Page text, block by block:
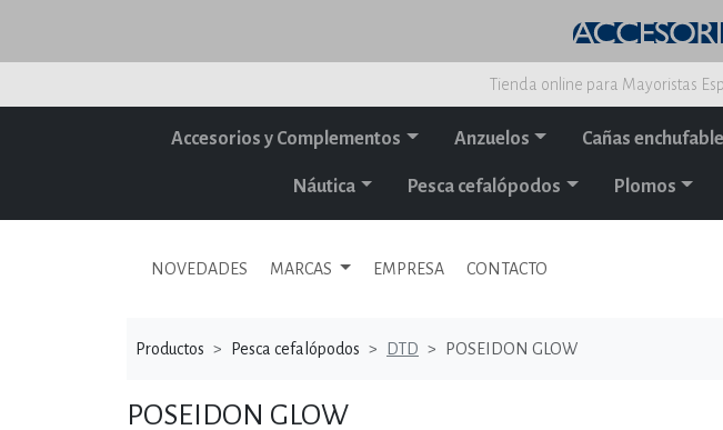
Tienda online para Mayoristas
Accesorios y Complementos Anzuelos Cañas
Náutica Pesca cefalópodos Plomos
NOVEDADES MARCAS EMPRESA CONTACTO
Productos Pesca cefalópodos DTD POSEIDON GLOW
POSEIDON GLOW